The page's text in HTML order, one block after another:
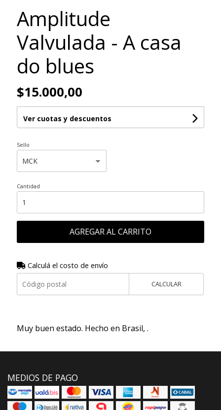
Amplitude
Valvulada - A casa
do blues
$15.000,00
Ver cuotas y descuentos
Sello
Cantidad
AGREGAR AL CARRITO
Calculá el costo de envío
CALCULAR
Muy buen estado. Hecho en Brasil, .
MEDIOS DE PAGO